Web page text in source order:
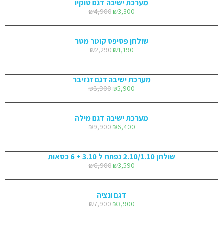
מערכת ישיבה דגם טוקיו
₪4,900 ₪3,300
שולחן פסיפס קוטר מטר
₪2,290 ₪1,190
מערכת ישיבה דגם זנזיבר
₪8,900 ₪5,900
מערכת ישיבה דגם מילה
₪9,900 ₪6,400
שולחן 2.10/1.10 נפתח ל 3.10 + 6 כסאות
₪6,900 ₪3,590
דגם ונציה
₪7,900 ₪3,900